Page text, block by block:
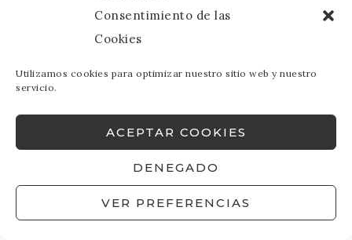
Consentimiento de las
Cookies
Utilizamos cookies para optimizar nuestro sitio web y nuestro
servicio.
ACEPTAR COOKIES
DENEGADO
VER PREFERENCIAS
LA IRUELA